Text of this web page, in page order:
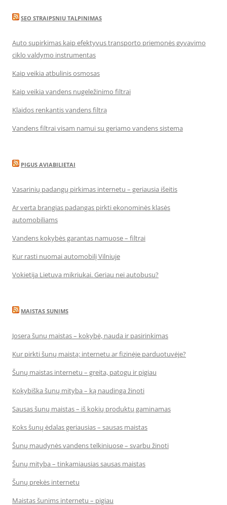
SEO STRAIPSNIU TALPINIMAS
Auto supirkimas kaip efektyvus transporto priemonės gyvavimo
ciklo valdymo instrumentas
Kaip veikia atbulinis osmosas
Kaip veikia vandens nugeležinimo filtrai
Klaidos renkantis vandens filtrą
Vandens filtrai visam namui su geriamo vandens sistema
PIGUS AVIABILIETAI
Vasarinių padangų pirkimas internetu – geriausia išeitis
Ar verta brangias padangas pirkti ekonominės klasės
automobiliams
Vandens kokybės garantas namuose – filtrai
Kur rasti nuomai automobilį Vilniuje
Vokietija Lietuva mikriukai. Geriau nei autobusu?
MAISTAS SUNIMS
Josera šunų maistas – kokybė, nauda ir pasirinkimas
Kur pirkti šunų maistą: internetu ar fizinėje parduotuvėje?
Šunų maistas internetu – greita, patogu ir pigiau
Kokybiška šunų mityba – ką naudinga žinoti
Sausas šunų maistas – iš kokių produktų gaminamas
Koks šunų ėdalas geriausias – sausas maistas
Šunų maudynės vandens telkiniuose – svarbu žinoti
Šunų mityba – tinkamiausias sausas maistas
Šunų prekės internetu
Maistas šunims internetu – pigiau